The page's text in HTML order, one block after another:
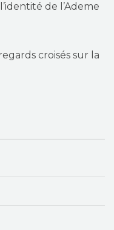
de l’Ademe
croisés sur la